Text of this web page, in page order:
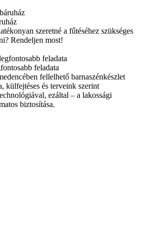
szeretné a fűtéséhez szükséges
Rendeljen most!
feladata
fellelhető barnaszénkészlet
külfejtéses és terveink szerint
ezáltal – a lakossági
biztosítása.